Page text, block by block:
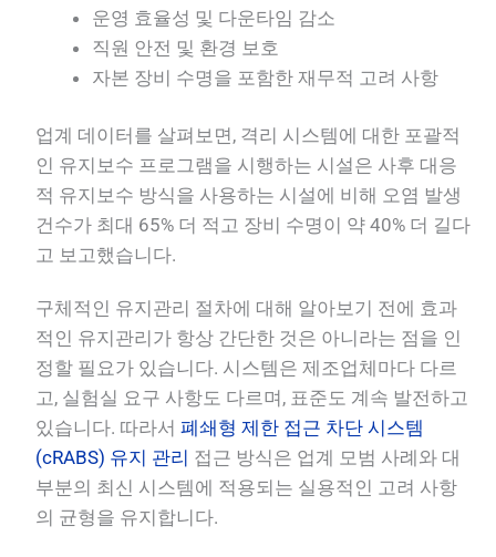
운영 효율성 및 다운타임 감소
직원 안전 및 환경 보호
자본 장비 수명을 포함한 재무적 고려 사항
업계 데이터를 살펴보면, 격리 시스템에 대한 포괄적
인 유지보수 프로그램을 시행하는 시설은 사후 대응
적 유지보수 방식을 사용하는 시설에 비해 오염 발생
건수가 최대 65% 더 적고 장비 수명이 약 40% 더 길다
고 보고했습니다.
구체적인 유지관리 절차에 대해 알아보기 전에 효과
적인 유지관리가 항상 간단한 것은 아니라는 점을 인
정할 필요가 있습니다. 시스템은 제조업체마다 다르
고, 실험실 요구 사항도 다르며, 표준도 계속 발전하고
있습니다. 따라서폐쇄형 제한 접근 차단 시스템
(cRABS) 유지 관리 접근 방식은 업계 모범 사례와 대
부분의 최신 시스템에 적용되는 실용적인 고려 사항
의 균형을 유지합니다.